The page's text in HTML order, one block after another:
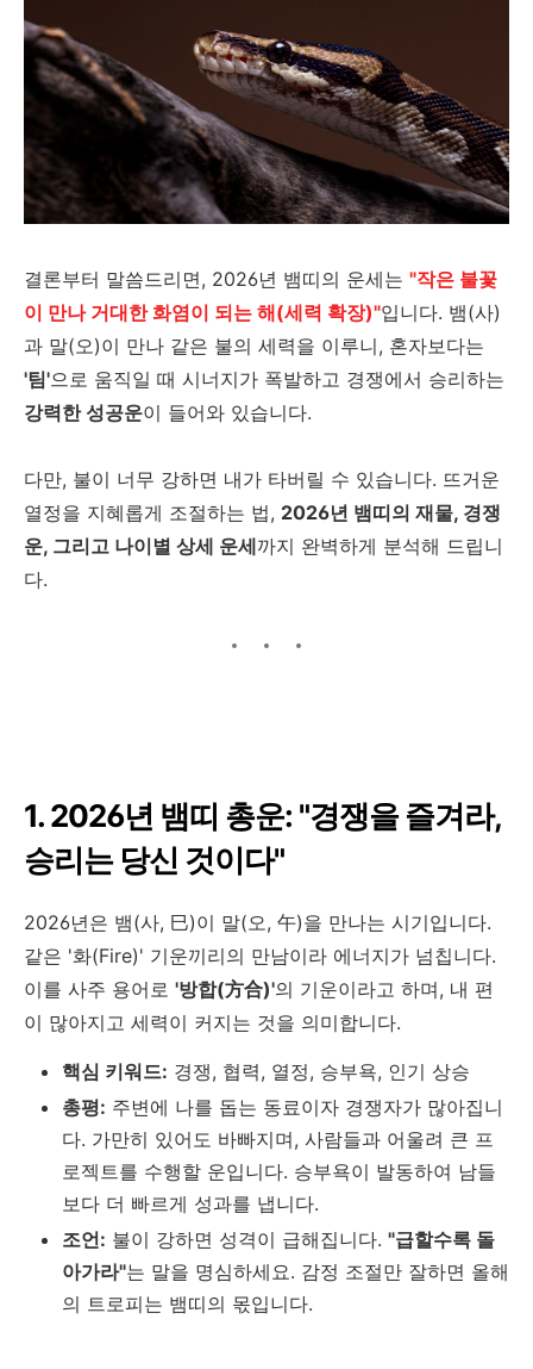
결론부터 말씀드리면, 2026년 뱀띠의 운세는 "작은 불꽃
이 만나 거대한 화염이 되는 해(세력 확장)"입니다. 뱀(사)
과 말(오)이 만나 같은 불의 세력을 이루니, 혼자보다는
'팀'으로 움직일 때 시너지가 폭발하고 경쟁에서 승리하는
강력한 성공운이 들어와 있습니다.
다만, 불이 너무 강하면 내가 타버릴 수 있습니다. 뜨거운
열정을 지혜롭게 조절하는 법, 2026년 뱀띠의 재물, 경쟁
운, 그리고 나이별 상세 운세까지 완벽하게 분석해 드립니
다.
1. 2026년 뱀띠 총운: "경쟁을 즐겨라,
승리는 당신 것이다"
2026년은 뱀(사, 巳)이 말(오, 午)을 만나는 시기입니다.
같은 '화(Fire)' 기운끼리의 만남이라 에너지가 넘칩니다.
이를 사주 용어로 '방합(方合)'의 기운이라고 하며, 내 편
이 많아지고 세력이 커지는 것을 의미합니다.
핵심 키워드: 경쟁, 협력, 열정, 승부욕, 인기 상승
총평: 주변에 나를 돕는 동료이자 경쟁자가 많아집니
다. 가만히 있어도 바빠지며, 사람들과 어울려 큰 프
로젝트를 수행할 운입니다. 승부욕이 발동하여 남들
보다 더 빠르게 성과를 냅니다.
조언: 불이 강하면 성격이 급해집니다. "급할수록 돌
아가라"는 말을 명심하세요. 감정 조절만 잘하면 올해
의 트로피는 뱀띠의 몫입니다.